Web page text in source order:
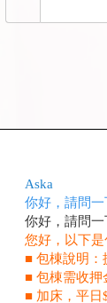
Aska
你好，請問一
你好，請問
您好，以下
■ 包棟說明：
■ 包棟需收押
■ 加床，平日